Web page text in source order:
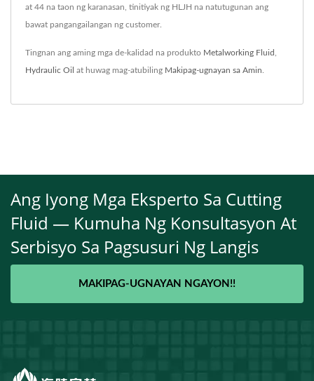
at 44 na taon ng karanasan, tinitiyak ng HLJH na natutugunan ang
bawat pangangailangan ng customer.
Tingnan ang aming mga de-kalidad na produkto Metalworking Fluid
Hydraulic Oil at huwag mag-atubiling Makipag-ugnayan sa Amin
Ang Iyong Mga Eksperto Sa Cutting
Fluid — Kumuha Ng Konsultasyon At
Serbisyo Sa Pagsusuri Ng Langis
MAKIPAG-UGNAYAN NGAYON!!